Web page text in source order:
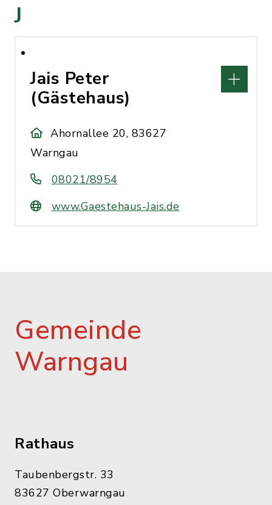
J
Jais Peter
(Gästehaus)
Ahornallee 20, 83627
Warngau
08021/8954
www.Gaestehaus-Jais.de
Gemeinde
Warngau
Rathaus
Taubenbergstr. 33
83627 Oberwarngau